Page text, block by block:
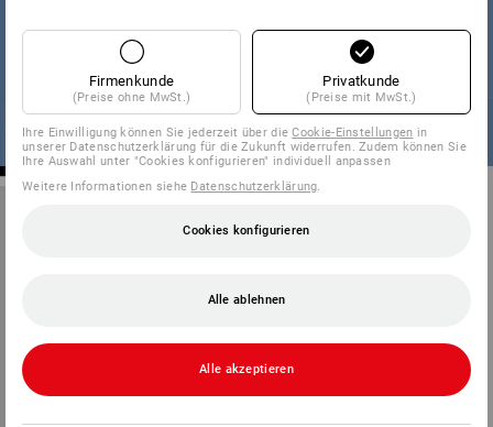
Firmenkunde
(Preise ohne MwSt.)
Privatkunde
(Preise mit MwSt.)
Ihre Einwilligung können Sie jederzeit über dieCookie-Einstellungen in
unserer Datenschutzerklärung für die Zukunft widerrufen. Zudem können Sie
Ihre Auswahl unter "Cookies konfigurieren" individuell anpassen
Weitere Informationen siehe Datenschutzerklärung
Cookies konfigurieren
Alle ablehnen
Alle akzeptieren